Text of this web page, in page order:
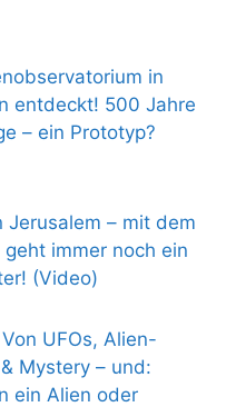
in
entdeckt! 500 Jahre
– ein Prototyp?
Jerusalem – mit dem
geht immer noch ein
(Video)
UFOs, Alien-
Mystery – und:
ein Alien oder